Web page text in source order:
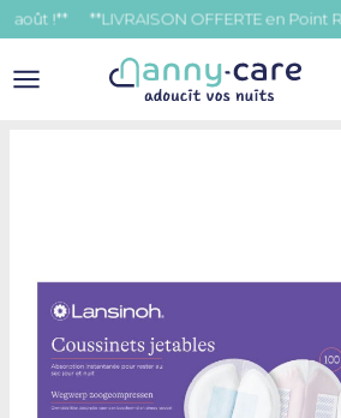
!**